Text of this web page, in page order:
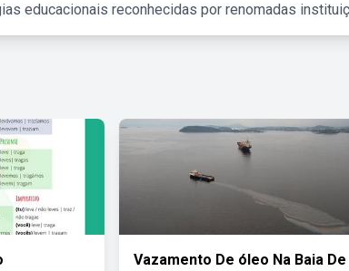
educacionais reconhecidas por renomadas
Vazamento De óleo Na Baia De